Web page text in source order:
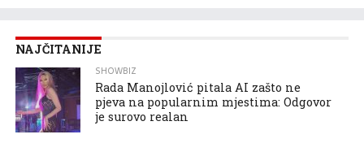
NAJČITANIJE
SHOWBIZ
Rada Manojlović pitala AI zašto ne
pjeva na popularnim mjestima: Odgovor
je surovo realan